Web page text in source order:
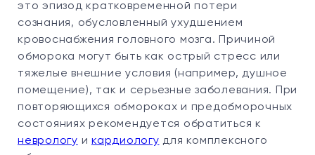
это эпизод кратковременной потери
сознания, обусловленный ухудшением
кровоснабжения головного мозга. Причиной
обморока могут быть как острый стресс или
тяжелые внешние условия (например, душное
помещение), так и серьезные заболевания. При
повторяющихся обмороках и предобморочных
состояниях рекомендуется обратиться к
неврологу и кардиологу для комплексного